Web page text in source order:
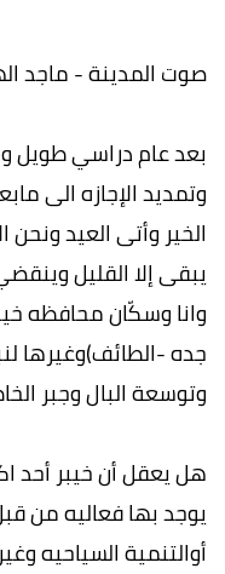
صوت المدينة - ماجد
بعد عام دراسي طويل
وتمديد الإجازه الى
الخير وأتى العيد
يبقى إلا القليل
وانا وسكّان محافظه
جده -الطائف)وغيرها
وتوسعة البال وجبر
هل يعقل أن خيبر أحد
يوجد بها فعاليه من
أوالتنمية السياحيه